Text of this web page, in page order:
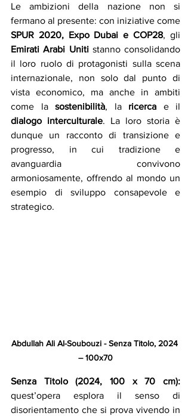
Le ambizioni della nazione non si
SPUR 2020, Expo Dubai e COP28
Emirati Arabi Uniti stanno consolidando
il loro ruolo di protagonisti sulla scena
internazionale, non solo dal punto di
vista economico, ma anche in ambiti
come la sostenibilità, la ricerca
dialogo interculturale. La loro storia è
dunque un racconto di transizione e
progresso, in cui tradizione e
avanguardia convivono
armoniosamente, offrendo al mondo un
esempio di sviluppo consapevole e
strategico.
Abdullah Ali Al-Soubouzi - Senza Titolo, 2024
– 100x70
quest’opera esplora il senso di
disorientamento che si prova vivendo in